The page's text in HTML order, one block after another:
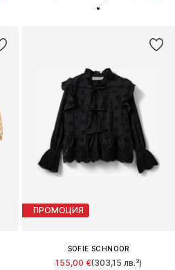
ПРОМОЦИЯ
SOFIE SCHNOOR
155,00 €(303,15 лв.³)